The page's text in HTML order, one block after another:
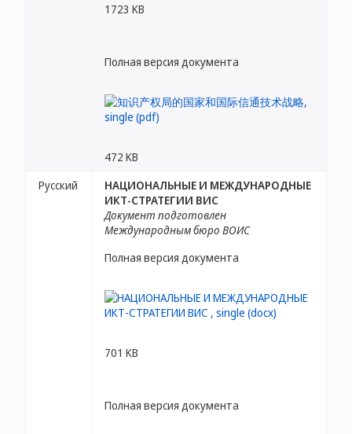
1723 KB
Полная версия документа
472 KB
Русский
НАЦИОНАЛЬНЫЕ И МЕЖДУНАРОДНЫЕ
ИКТ-СТРАТЕГИИ ВИС
Документ подготовлен
Международным бюро ВОИС
Полная версия документа
701 KB
Полная версия документа